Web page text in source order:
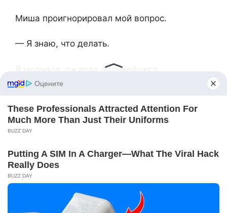
Миша проигнорировал мой вопрос.
— Я знаю, что делать.
Я молчала, ожидая дальнейшего
продолжения.
— Я решил, ты будешь содержать мою
бывшую жену и ребенка за свой счет —
Заявил муж
Я была ошарашена.
— Чего-чего? Ты не обнаглел ли?
— Все это время я помогал своей семье,